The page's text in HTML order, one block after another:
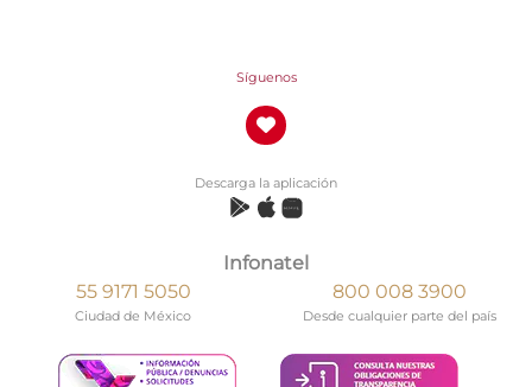
Síguenos
Descarga la aplicación
Infonatel
55 9171 5050
Ciudad de México
800 008 3900
Desde cualquier parte del país